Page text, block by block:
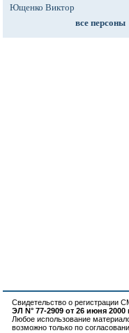
Ющенко Виктор
все персоны
Свидетельство о регистрации
ЭЛ N° 77-2909 от 26 июня 2000
Любое использование
возможно только по